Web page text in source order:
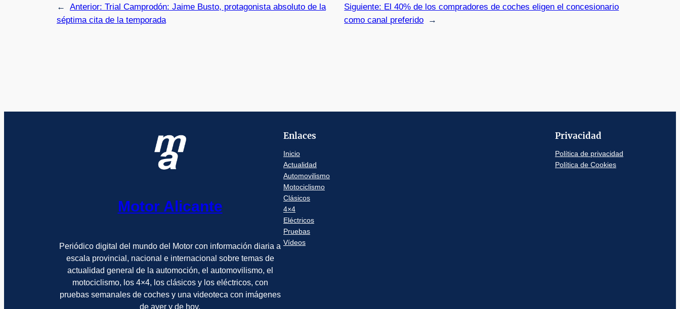
← Anterior: Trial Camprodón: Jaime Busto, protagonista absoluto de la
séptima cita de la temporada
Siguiente: El 40% de los compradores de coches eligen el concesionario
como canal preferido
→
Motor Alicante
Periódico digital del mundo del Motor con información diaria a
escala provincial, nacional e internacional sobre temas de
actualidad general de la automoción, el automovilismo, el
motociclismo, los 4×4, los clásicos y los eléctricos, con
pruebas semanales de coches y una videoteca con imágenes
de ayer y de hoy.
Enlaces
Inicio
Actualidad
Automovilismo
Motociclismo
Clásicos
4×4
Eléctricos
Pruebas
Vídeos
Privacidad
Política de privacidad
Política de Cookies